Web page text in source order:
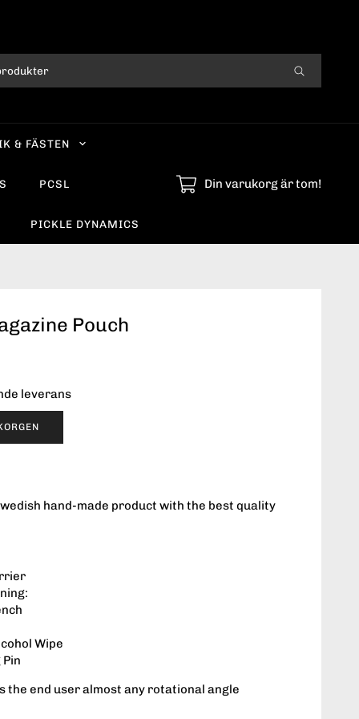
& FÄSTEN
PCSL
PICKLE DYNAMICS
Din varukorg är tom!
Pouch
leverans
hand-made product with the best quality
Wipe
Pin
the end user almost any rotational angle